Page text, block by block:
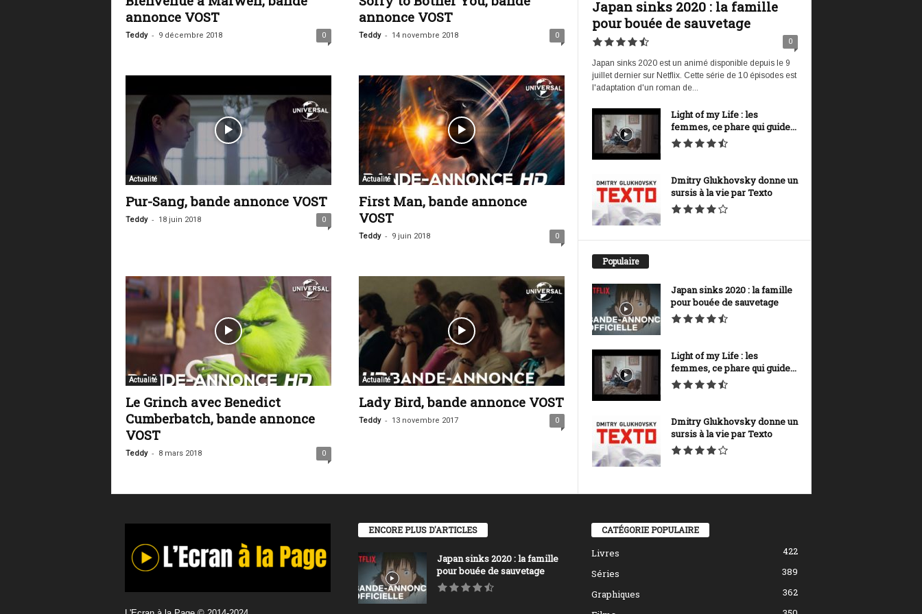
annonce VOST
Teddy - 9 décembre 2018 0
annonce VOST
Teddy - 14 novembre 2018 0
Actualité
Pur-Sang, bande annonce VOST
Teddy - 18 juin 2018 0
Actualité
First Man, bande annonce
VOST
Teddy - 9 juin 2018 0
Actualité
Le Grinch avec Benedict
Cumberbatch, bande annonce
VOST
Teddy - 8 mars 2018 0
Actualité
Lady Bird, bande annonce VOST
Teddy - 13 novembre 2017 0
Japan sinks 2020 : la famille
pour bouée de sauvetage
0
Japan sinks 2020 est un animé disponible depuis le 9
juillet dernier sur Netflix. Cette série de 10 épisodes est
l'adaptation d'un roman de...
Light of my Life : les
femmes, ce phare qui guide...
Dmitry Glukhovsky donne un
sursis à la vie par Texto
Populaire
Japan sinks 2020 : la famille
pour bouée de sauvetage
Light of my Life : les
femmes, ce phare qui guide...
Dmitry Glukhovsky donne un
sursis à la vie par Texto
ENCORE PLUS D'ARTICLES
Japan sinks 2020 : la famille
pour bouée de sauvetage
CATÉGORIE POPULAIRE
Livres
422
Séries
389
Graphiques
362